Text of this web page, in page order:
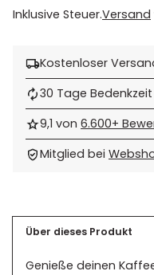
Inklusive Steuer.Versand
Kostenloser
30 Tage Bedenkzeit
9,1 von 6.600+
Mitglied bei
in
den
legen
Über dieses Produkt
Genieße deinen